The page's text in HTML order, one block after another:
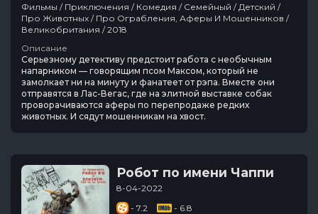
Фильмы / Приключения / Комедия / Семейный / Детский /
Про Животных / Про Ограбления, Аферы И Мошенников /
Великобритания / 2018
Описание
Серьезному детективу предстоит работа с необычным
напарником — говорящим псом Максом, который не
замолкает ни на минуту и фанатеет от рэпа. Вместе они
отправятся в Лас-Вегас, где на элитной выставке собак
проворачиваются аферы по перепродаже редких
животных. И сядут мошенникам на хвост.
Робот по имени Чаппи
8-04-2022
- 7.2
- 6.8